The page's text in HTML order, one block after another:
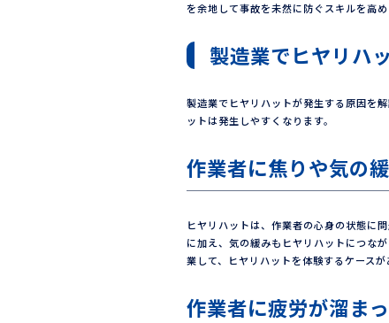
を余地して事故を未然に防ぐスキルを高め
製造業でヒヤリハ
製造業でヒヤリハットが発生する原因を
ットは発生しやすくなります。
作業者に焦りや気の
ヒヤリハットは、作業者の心身の状態に
に加え、気の緩みもヒヤリハットにつな
業して、ヒヤリハットを体験するケースが
作業者に疲労が溜ま